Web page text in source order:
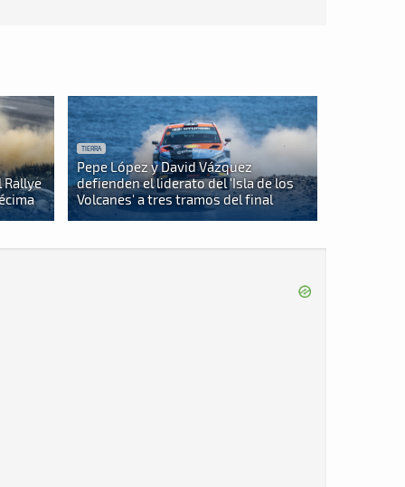
Rallye
TIERRA
Pepe López y David Vázquez
defienden el liderato del 'Isla de los
Volcanes' a tres tramos del final